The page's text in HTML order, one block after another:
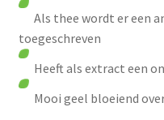
Als thee wordt er een
toegeschreven
Heeft als extract een
Mooi geel bloeiend